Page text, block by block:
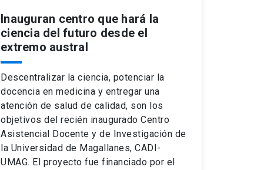
Inauguran centro que hará la
ciencia del futuro desde el
extremo austral
Descentralizar la ciencia, potenciar la
docencia en medicina y entregar una
atención de salud de calidad, son los
objetivos del recién inaugurado Centro
Asistencial Docente y de Investigación de
la Universidad de Magallanes, CADI-
UMAG. El proyecto fue financiado por el